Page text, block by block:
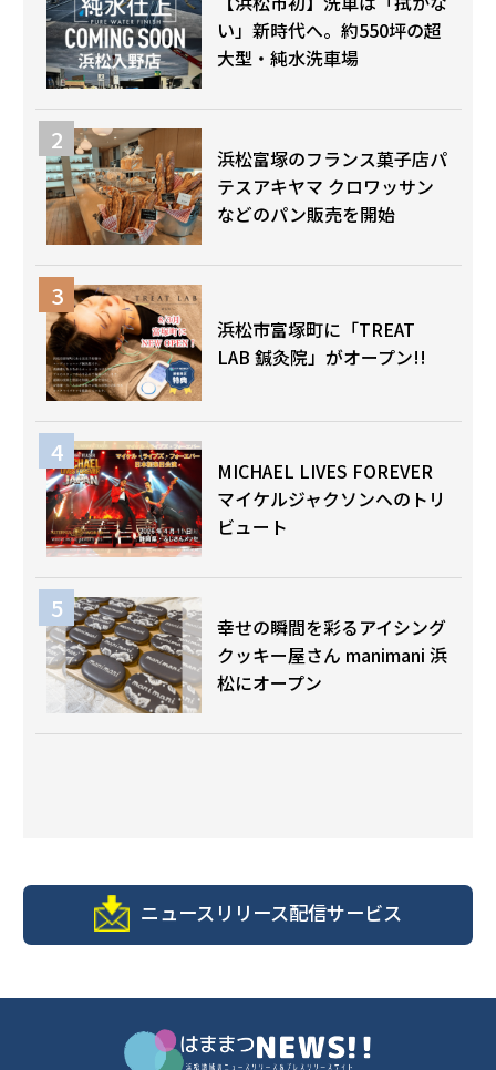
い」新時代へ。約550坪の超
大型・純水洗車場
浜松富塚のフランス菓子店パ
テスアキヤマ クロワッサン
などのパン販売を開始
浜松市富塚町に「TREAT
LAB 鍼灸院」がオープン!!
MICHAEL LIVES FOREVER
マイケルジャクソンへのトリ
ビュート
幸せの瞬間を彩るアイシング
クッキー屋さん manimani 浜
松にオープン
ニュースリリース配信サービス